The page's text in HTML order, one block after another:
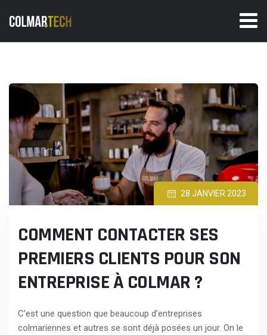
28 JANVIER 2023
COMMENT CONTACTER SES
PREMIERS CLIENTS POUR SON
ENTREPRISE À COLMAR ?
C’est une question que beaucoup d’entreprises
colmariennes et autres se sont déjà posées un jour. On le